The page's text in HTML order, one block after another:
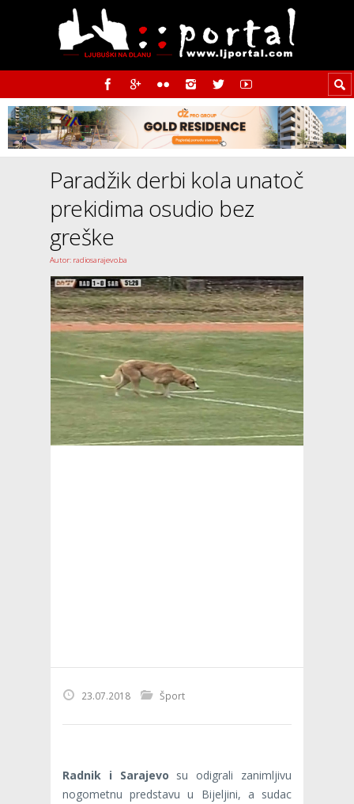
Paradžik derbi kola unatoč
prekidima osudio bez
greške
Autor: radiosarajevo.ba
23.07.2018 Šport
Radnik i Sarajevo su odigrali zanimljivu
nogometnu predstavu u Bijeljini, a sudac